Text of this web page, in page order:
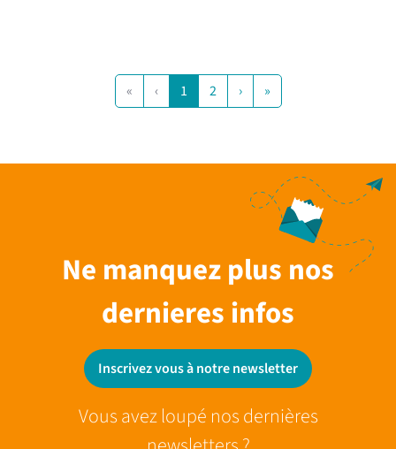
« ‹ 1 2 › »
Ne manquez plus nos
dernieres infos
Inscrivez vous à notre newsletter
Vous avez loupé nos dernières